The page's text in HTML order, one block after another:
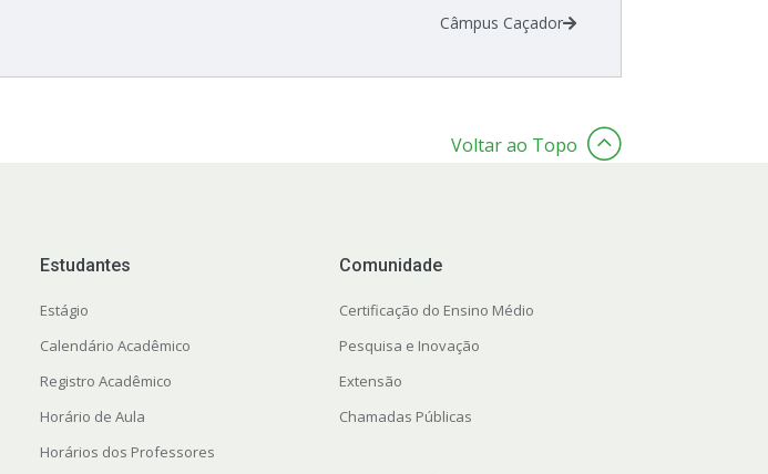
Câmpus Caçador
Voltar ao Topo
Estudantes
Estágio
Calendário Acadêmico
Registro Acadêmico
Horário de Aula
Horários dos Professores
Comunidade
Certificação do Ensino Médio
Pesquisa e Inovação
Extensão
Chamadas Públicas